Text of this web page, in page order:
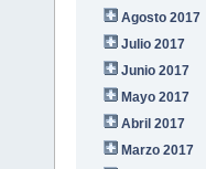
Agosto 2017
Julio 2017
Junio 2017
Mayo 2017
Abril 2017
Marzo 2017